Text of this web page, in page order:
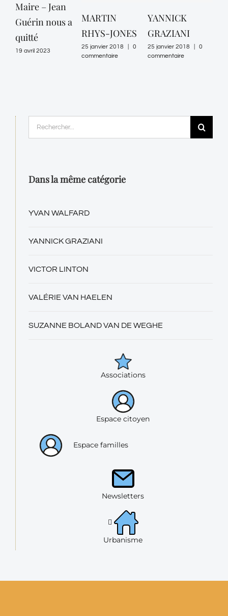
Maire – Jean
Guérin nous a
quitté
19 avril 2023
MARTIN
RHYS-JONES
25 janvier 2018
0
commentaire
YANNICK
GRAZIANI
25 janvier 2018
0
commentaire
Dans la même catégorie
YVAN WALFARD
YANNICK GRAZIANI
VICTOR LINTON
VALÉRIE VAN HAELEN
SUZANNE BOLAND VAN DE WEGHE
Associations
Espace citoyen
Espace familles
Newsletters
Urbanisme